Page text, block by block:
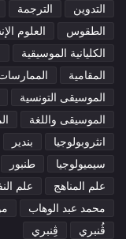
التدوين
الترجمة
الطقوس
العلوم
الكليانية الموسيقية
المقامية
الموسيقى التونسية
الموسيقى واللغة
انثروبولوجيا
بندير
سيميولوجيا
طنبور
علم المناهج
علم
محمد عبد الوهاب
ڤُنبري
ڤِنبري